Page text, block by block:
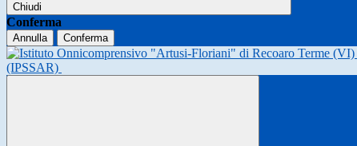
Chiudi
Conferma
Annulla Conferma
(IPSSAR)